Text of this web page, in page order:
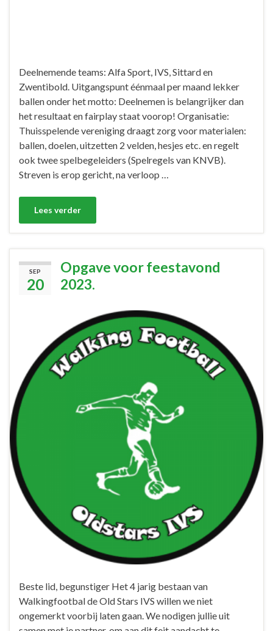
Deelnemende teams: Alfa Sport, IVS, Sittard en
Zwentibold. Uitgangspunt éénmaal per maand lekker
ballen onder het motto: Deelnemen is belangrijker dan
het resultaat en fairplay staat voorop! Organisatie:
Thuisspelende vereniging draagt zorg voor materialen:
ballen, doelen, uitzetten 2 velden, hesjes etc. en regelt
ook twee spelbegeleiders (Spelregels van KNVB).
Streven is erop gericht, na verloop …
Lees verder
SEP
20
Opgave voor feestavond
2023.
Beste lid, begunstiger Het 4 jarig bestaan van
Walkingfootbal de Old Stars IVS willen we niet
ongemerkt voorbij laten gaan. We nodigen jullie uit